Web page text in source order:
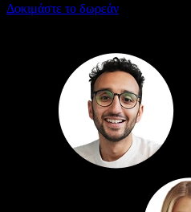
Δοκιμάστε το δωρεάν